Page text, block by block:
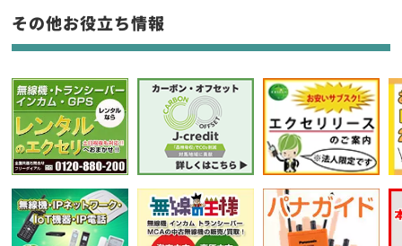
フリーワード入力(製品名等)
選択条件をリセット
その他お役立ち情報